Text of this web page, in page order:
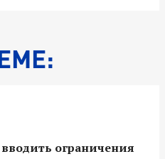
ограничения